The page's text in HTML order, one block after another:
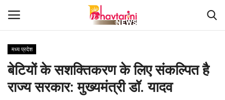
Home
संपर्क करें
मध्य प्रदेश
बेटियों के सशक्तिकरण के लिए संकल्पित है
राज्य सरकार: मुख्यमंत्री डॉ. यादव